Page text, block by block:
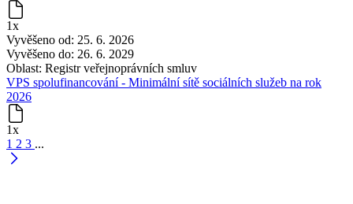
1x
Vyvěšeno od: 25. 6. 2026
Vyvěšeno do: 26. 6. 2029
Oblast: Registr veřejnoprávních smluv
VPS spolufinancování - Minimální sítě sociálních služeb na rok
2026
1x
1 2 3 ...